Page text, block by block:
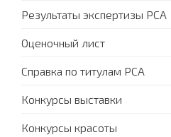
Результаты экспертизы PCA
Оценочный лист
Справка по титулам PCA
Конкурсы выставки
Конкурсы красоты